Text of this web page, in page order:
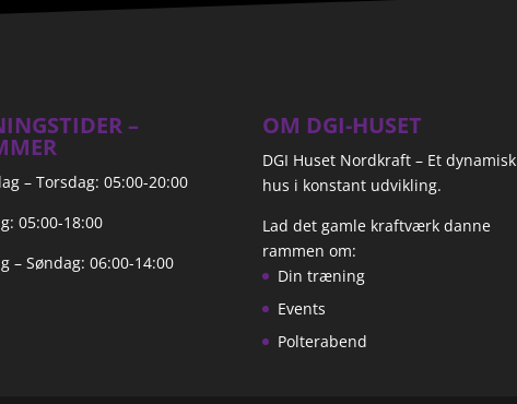
–
– Torsdag: 05:00-20:00
05:00-18:00
– Søndag: 06:00-14:00
OM DGI-HUSET
DGI Huset Nordkraft – Et dynamisk
hus i konstant udvikling.
Lad det gamle kraftværk danne
rammen om:
Din træning
Events
Polterabend